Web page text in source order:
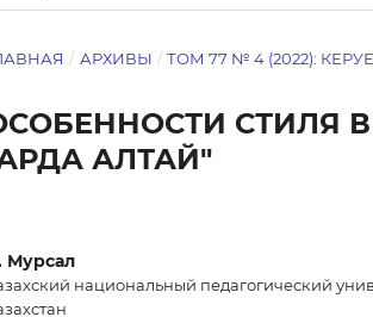
/ АРХИВЫ / ТОМ 77 № 4 (2022):
СТИЛЯ
АЛТАЙ"
Мурсал
национальный педагогический